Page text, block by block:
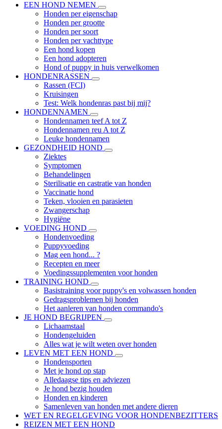
EEN HOND NEMEN
Honden per eigenschap
Honden per grootte
Honden per soort
Honden per vachttype
Een hond kopen
Een hond adopteren
Hond of puppy in huis verwelkomen
HONDENRASSEN
Rassen (FCI)
Kruisingen
Test: Welk hondenras past bij mij?
HONDENNAMEN
Hondennamen teef A tot Z
Hondennamen reu A tot Z
Leuke hondennamen
GEZONDHEID HOND
Ziektes
Symptomen
Behandelingen
Sterilisatie en castratie van honden
Vaccinatie hond
Teken, vlooien en parasieten
Zwangerschap
Hygiëne
VOEDING HOND
Hondenvoeding
Puppyvoeding
Mag een hond... ?
Recepten en meer
Voedingssupplementen voor honden
TRAINING HOND
Basistraining voor puppy's en volwassen honden
Gedragsproblemen bij honden
Het aanleren van honden commando's
JE HOND BEGRIJPEN
Lichaamstaal
Hondengeluiden
Alles wat je wilt weten over honden
LEVEN MET EEN HOND
Hondensporten
Met je hond op stap
Alledaagse tips en adviezen
Je hond bezig houden
Honden en kinderen
Samenleven van honden met andere dieren
WET EN REGELGEVING VOOR HONDENBEZITTERS
REIZEN MET EEN HOND